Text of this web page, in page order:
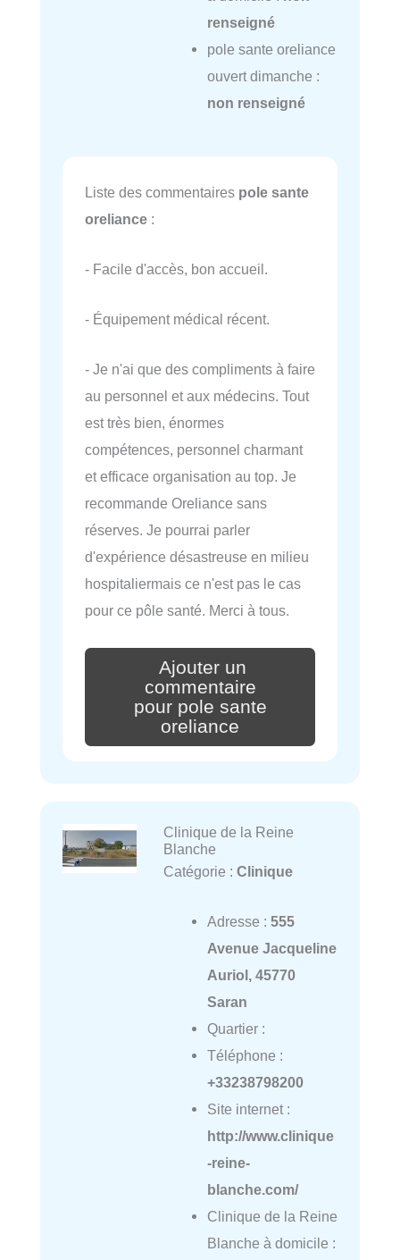
renseigné
pole sante oreliance
ouvert dimanche :
non renseigné
Liste des commentaires pole sante
oreliance :
- Facile d'accès, bon accueil.
- Équipement médical récent.
- Je n'ai que des compliments à faire
au personnel et aux médecins. Tout
est très bien, énormes
compétences, personnel charmant
et efficace organisation au top. Je
recommande Oreliance sans
réserves. Je pourrai parler
d'expérience désastreuse en milieu
hospitaliermais ce n'est pas le cas
pour ce pôle santé. Merci à tous.
Ajouter un
commentaire
pour pole sante
oreliance
Clinique de la Reine
Blanche
Catégorie : Clinique
Adresse : 555
Avenue Jacqueline
Auriol, 45770
Saran
Quartier :
Téléphone :
+33238798200
Site internet :
http://www.clinique
-reine-
blanche.com/
Clinique de la Reine
Blanche à domicile :